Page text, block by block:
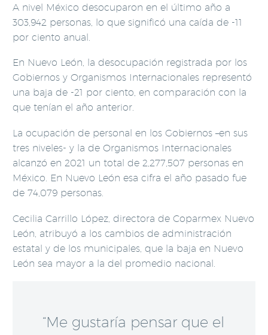
A nivel México desocuparon en el último año a
303,942 personas, lo que significó una caída de -11
por ciento anual.
En Nuevo León, la desocupación registrada por los
Gobiernos y Organismos Internacionales representó
una baja de -21 por ciento, en comparación con la
que tenían el año anterior.
La ocupación de personal en los Gobiernos –en sus
tres niveles- y la de Organismos Internacionales
alcanzó en 2021 un total de 2,277,507 personas en
México. En Nuevo León esa cifra el año pasado fue
de 74,079 personas.
Cecilia Carrillo López, directora de Coparmex Nuevo
León, atribuyó a los cambios de administración
estatal y de los municipales, que la baja en Nuevo
León sea mayor a la del promedio nacional.
“Me gustaría pensar que el